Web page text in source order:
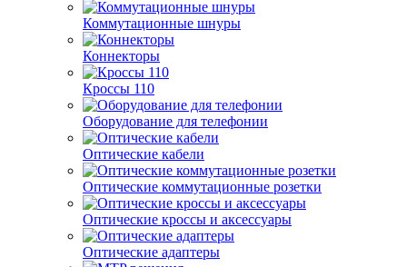
Коммутационные шнуры
Коннекторы
Кроссы 110
Оборудование для телефонии
Оптические кабели
Оптические коммутационные розетки
Оптические кроссы и аксессуары
Оптические адаптеры